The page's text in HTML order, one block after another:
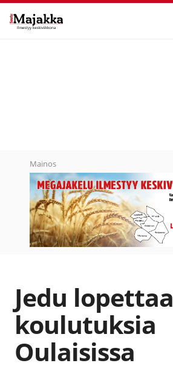
Mainos
Jedu lopettaa
koulutuksia
Oulaisissa